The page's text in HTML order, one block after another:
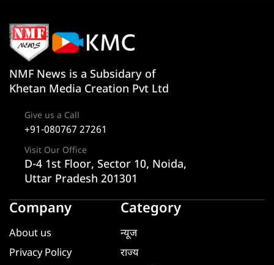
NMF News is a Subsidary of
Khetan Media Creation Pvt Ltd
Give us a Call
+91-080767 27261
Visit Our Office
D-4 1st Floor, Sector 10, Noida,
Uttar Pradesh 201301
Company
About us
Privacy Policy
Category
न्यूज
राज्य